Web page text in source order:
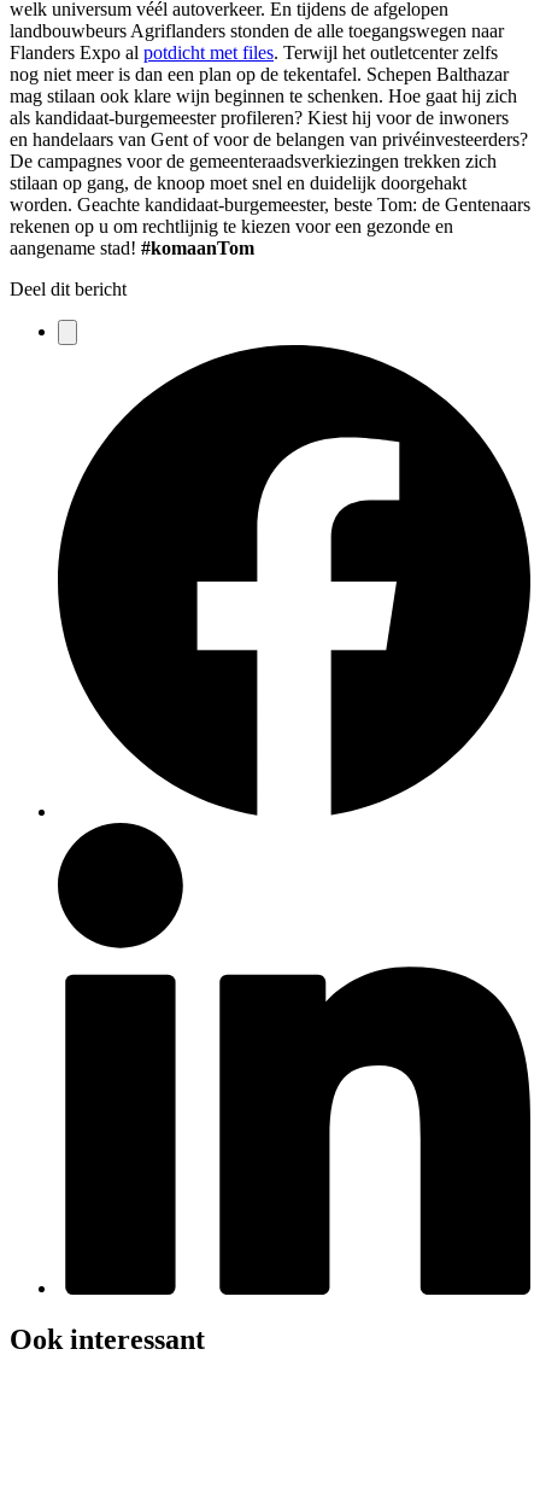
welk universum véél autoverkeer. En tijdens de afgelopen
landbouwbeurs Agriflanders stonden de alle toegangswegen naar
Flanders Expo al potdicht met files. Terwijl het outletcenter zelfs
nog niet meer is dan een plan op de tekentafel. Schepen Balthazar
mag stilaan ook klare wijn beginnen te schenken. Hoe gaat hij zich
als kandidaat-burgemeester profileren? Kiest hij voor de inwoners
en handelaars van Gent of voor de belangen van privéinvesteerders?
De campagnes voor de gemeenteraadsverkiezingen trekken zich
stilaan op gang, de knoop moet snel en duidelijk doorgehakt
worden. Geachte kandidaat-burgemeester, beste Tom: de Gentenaars
rekenen op u om rechtlijnig te kiezen voor een gezonde en
aangename stad! #komaanTom
Deel dit bericht
Ook interessant